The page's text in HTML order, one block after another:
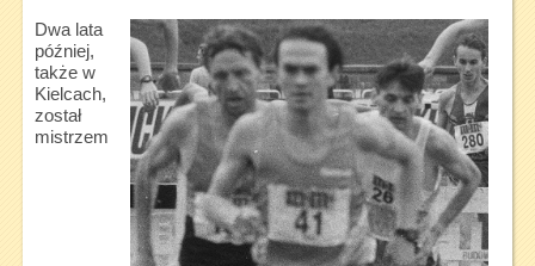
Dwa lata
później,
także w
Kielcach,
został
mistrzem